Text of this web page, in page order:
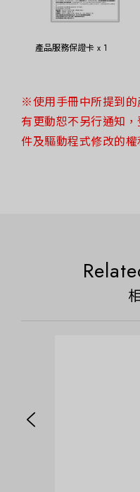
產品服務保證卡 x 1
※使用手冊中所提到
有更動恕不另行通知
件及驅動程式修改的權